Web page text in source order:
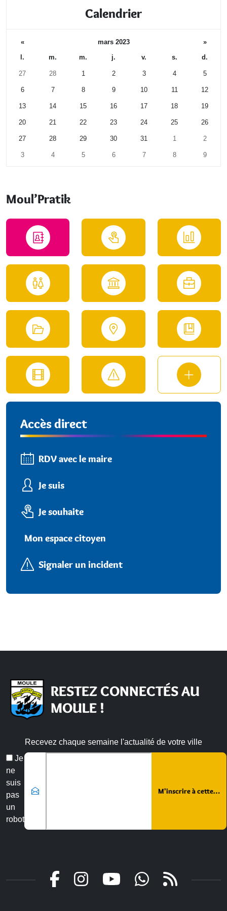
Calendrier
« mars 2023
»
l.
m. m. j. v. s. d.
27 28 1 2 3 4 5
6 7 8 9 10 11 12
13 14 15 16 17 18 19
20 21 22 23 24 25 26
27 28 29 30 31 1 2
3 4 5 6 7 8 9
Moul’Pratik
Accès direct
RDV avec le maire
Je suis
Je souhaite
Mon espace citoyen
Signaler un incident
RESTEZ CONNECTÉS AU
MOULE !
Recevez chaque semaine l'actualité de votre ville
Je
ne
suis
pas
un
robot
Email